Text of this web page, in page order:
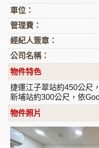
車位：
管理費：
經紀人簽章：
公司名稱：
物件特色
捷運江子翠站約450公尺
新埔站約300公尺，依
物件照片